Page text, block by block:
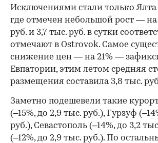
Исключениями стали только
где отмечен небольшой рост — на
руб. и 3,7 тыс. руб. в сутки
отмечают в Ostrovok. Самое
снижение цен — на 21% —
Евпатории, этим летом средняя
размещения составила 3,8 тыс.
Заметно подешевели такие
(–15%, до 2,9 тыс. руб.), Гурзуф
руб.), Севастополь (–14%, до 3,2
(–12%, до 2,9 тыс. руб.). По